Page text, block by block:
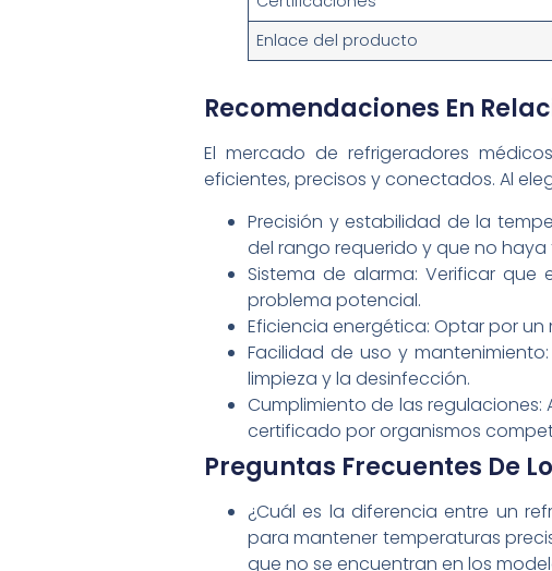
Enlace del producto
Recomendaciones En
El mercado de refrigeradores
eficientes, precisos y conectados. Al
Precisión y estabilidad de la
del rango requerido y que no
Sistema de alarma: Verificar
problema potencial.
Eficiencia energética: Optar por
Facilidad de uso y
limpieza y la desinfección.
Cumplimiento de las
certificado por organismos
Preguntas Frecuentes De
¿Cuál es la diferencia entre un
para mantener temperaturas
que no se encuentran en los